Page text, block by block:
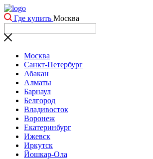
Где купить Москва
Москва
Санкт-Петербург
Абакан
Алматы
Барнаул
Белгород
Владивосток
Воронеж
Екатеринбург
Ижевск
Иркутск
Йошкар-Ола